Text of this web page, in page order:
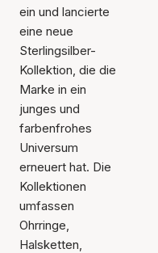
ein und lancierte
eine neue
Sterlingsilber-
Kollektion, die die
Marke in ein
junges und
farbenfrohes
Universum
erneuert hat. Die
Kollektionen
umfassen
Ohrringe,
Halsketten,